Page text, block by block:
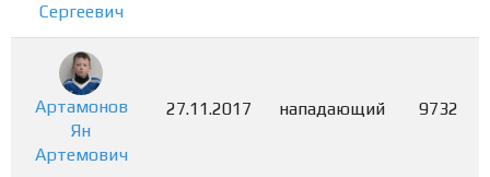
Сергеевич
Артамонов
Ян
Артемович
27.11.2017 нападающий 9732